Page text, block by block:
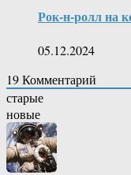
Рок-н-ролл на
05.12.2024
19Комментарий
старые
новые